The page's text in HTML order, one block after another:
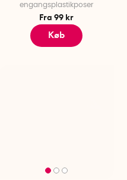
engangsplastikposer
Fra 99 kr
Køb